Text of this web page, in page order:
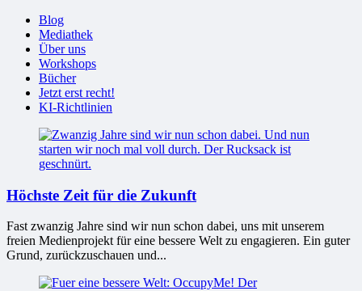
Blog
Mediathek
Über uns
Workshops
Bücher
Jetzt erst recht!
KI-Richtlinien
Höchste Zeit für die Zukunft
Fast zwanzig Jahre sind wir nun schon dabei, uns mit unserem
freien Medienprojekt für eine bessere Welt zu engagieren. Ein guter
Grund, zurückzuschauen und...